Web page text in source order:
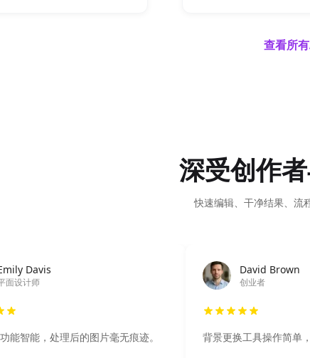
查看所
深受创作
快速编辑、干净结果、流
Davis
面设计师
能智能，处理后的图片毫无痕迹。
David Brown
创业者
背景更换工具操作简单